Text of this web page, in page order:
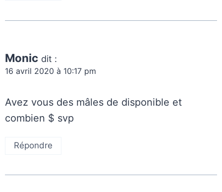
Monic dit :
16 avril 2020 à 10:17 pm
Avez vous des mâles de disponible et
combien $ svp
Répondre